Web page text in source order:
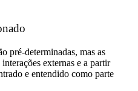
pré-determinadas, mas as
externas e a partir
e entendido como parte